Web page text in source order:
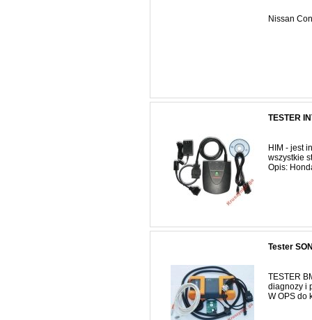
Nissan
TESTER
HIM - jest
wszystkie
Opis:
Tester
TESTER
diagnozy i
W OPS do